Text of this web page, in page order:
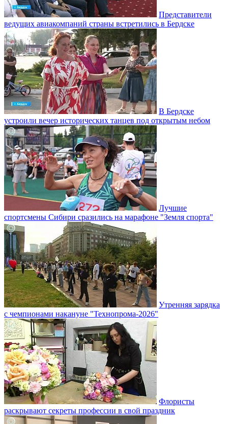
Представители
ведущих авиакомпаний страны встретились в Бердске
В Бердске
устроили вечер исторических танцев под открытым небом
Лучшие
спортсмены Сибири сразились на марафоне "Земля спорта"
Утренняя зарядка
с чемпионами накануне "Технопрома-2026"
Флористы
раскрывают секреты профессии в свой праздник